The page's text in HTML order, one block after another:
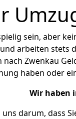
sein, aber
und arbeiten stets
Zwenkau
haben oder
Wir haben
darum, dass